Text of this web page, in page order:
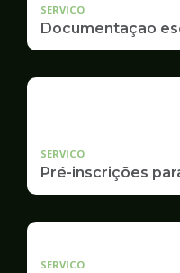
SERVICO
Documentação
SERVICO
Pré-inscrições
SERVICO